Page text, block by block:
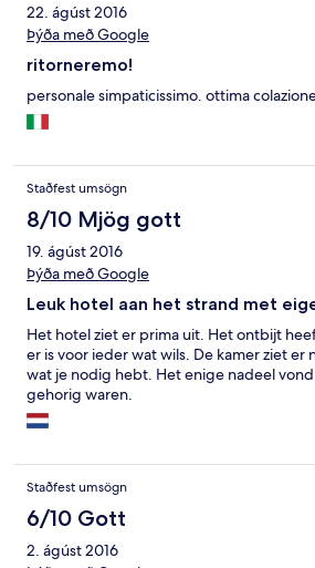
22. ágúst 2016
Þýða með Google
ritorneremo!
personale simpaticissimo. ottima
Staðfest umsögn
8/10 Mjög gott
19. ágúst 2016
Þýða með Google
Leuk hotel aan het strand met
Het hotel ziet er prima uit. Het ontbijt
er is voor ieder wat wils. De kamer ziet er
wat je nodig hebt. Het enige nadeel
gehorig waren.
Staðfest umsögn
6/10 Gott
2. ágúst 2016